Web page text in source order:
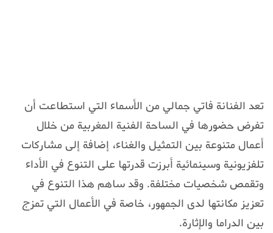
تعد الفنانة فاتي جمالي من الأسماء التي استطاعت أن
تفرض حضورها في الساحة الفنية المغربية من خلال
أعمال متنوعة بين التمثيل والغناء، إضافة إلى مشاركات
تلفزيونية وسينمائية أبرزت قدرتها على التنوع في الأداء
وتقمص شخصيات مختلفة. وقد ساهم هذا التنوع في
تعزيز مكانتها لدى الجمهور، خاصة في الأعمال التي تمزج
بين الدراما والإثارة.